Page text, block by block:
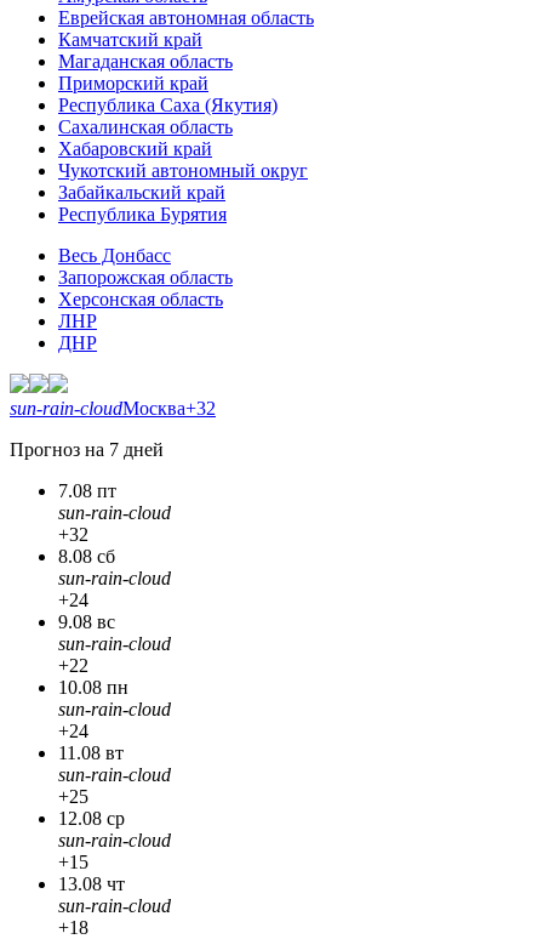
Еврейская автономная область
Камчатский край
Магаданская область
Приморский край
Республика Саха (Якутия)
Сахалинская область
Хабаровский край
Чукотский автономный округ
Забайкальский край
Республика Бурятия
Весь Донбасс
Запорожская область
Херсонская область
ЛНР
ДНР
sun-rain-cloudМосква+32
Прогноз на 7 дней
7.08 пт
sun-rain-cloud
+32
8.08 сб
sun-rain-cloud
+24
9.08 вс
sun-rain-cloud
+22
10.08 пн
sun-rain-cloud
+24
11.08 вт
sun-rain-cloud
+25
12.08 ср
sun-rain-cloud
+15
13.08 чт
sun-rain-cloud
+18